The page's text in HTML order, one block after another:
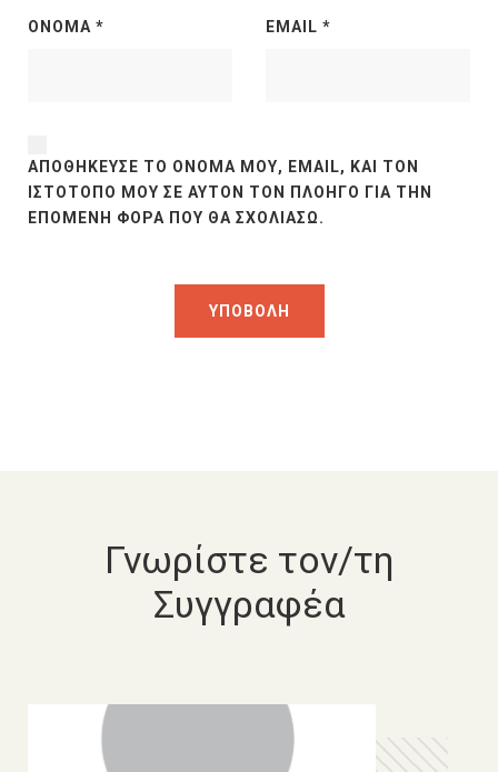
ΌΝΟΜΑ * EMAIL *
ΑΠΟΘΉΚΕΥΣΕ ΤΟ ΌΝΟΜΆ ΜΟΥ, EMAIL, ΚΑΙ ΤΟΝ
ΙΣΤΌΤΟΠΟ ΜΟΥ ΣΕ ΑΥΤΌΝ ΤΟΝ ΠΛΟΗΓΌ ΓΙΑ ΤΗΝ
ΕΠΌΜΕΝΗ ΦΟΡΆ ΠΟΥ ΘΑ ΣΧΟΛΙΆΣΩ.
Γνωρίστε τον/τη
Συγγραφέα